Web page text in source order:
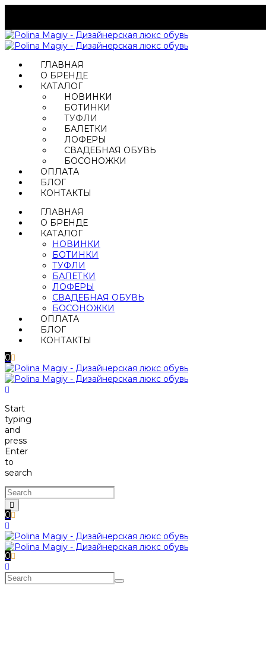
ГЛАВНАЯ
О БРЕНДЕ
КАТАЛОГ
НОВИНКИ
БОТИНКИ
ТУФЛИ
БАЛЕТКИ
ЛОФЕРЫ
СВАДЕБНАЯ ОБУВЬ
БОСОНОЖКИ
ОПЛАТА
БЛОГ
КОНТАКТЫ
ГЛАВНАЯ
О БРЕНДЕ
КАТАЛОГ
НОВИНКИ
БОТИНКИ
ТУФЛИ
БАЛЕТКИ
ЛОФЕРЫ
СВАДЕБНАЯ ОБУВЬ
БОСОНОЖКИ
ОПЛАТА
БЛОГ
КОНТАКТЫ
0
Start
typing
and
press
Enter
to
search
0
0